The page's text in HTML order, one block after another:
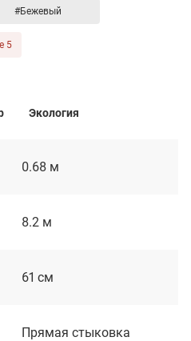
#Бежевый
5
Экология
0.68 м
8.2 м
61 см
Прямая стыковка